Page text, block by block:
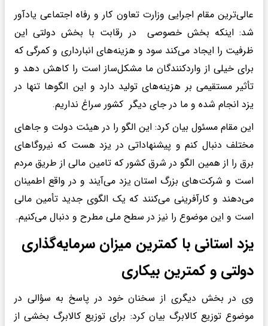
عالی‌ترین مقام اجرایی وزارت تعاون کار و رفاه اجتماعی یادآور
شد: اینکه بخش خصوصی در رقابت با بخش دولتی این
ظرفیت را ایجاد می‌کند سود و هزینه‌های انبارداری و کمرگی که
برای خیلی از واردکنندگان ما مشکل‌ساز است را کاهش دهد و
تأثیر مستقیمی بر هزینه‌های تولید دارد و این الگوها تنها در
یزد انجام شده و ما در جای دیگر کشور سراغ نداریم.
این مقام مسئول بیان کرد: این الگو را در هیئت دولت و جاهای
مختلف دنبال کنم و پیشنهاداتی در یزد هست که نیروگاهای
برق را از همین الگو در شرق کشور که تامین مالی از طریق مردم
است و شرکت‌های بزرگ استان یزد می‌آیند و در واقع اطمینان
می‌دهند و کارآفرینی می‌کنند که یک الگوی جدید تأمین مالی
است و این موضوع را نیز در سطح ملی مطرح و دنبال می‌کنیم.
یزد استانی با کمترین میزان سرمایه‌گذاری
دولتی و کمترین بیکاری
وی در بخش دیگری از سخنان خود در پاسخ به سؤالی در
موضوع توزیع کالابرگ بیان کرد: برای توزیع کالابرگ بخشی از